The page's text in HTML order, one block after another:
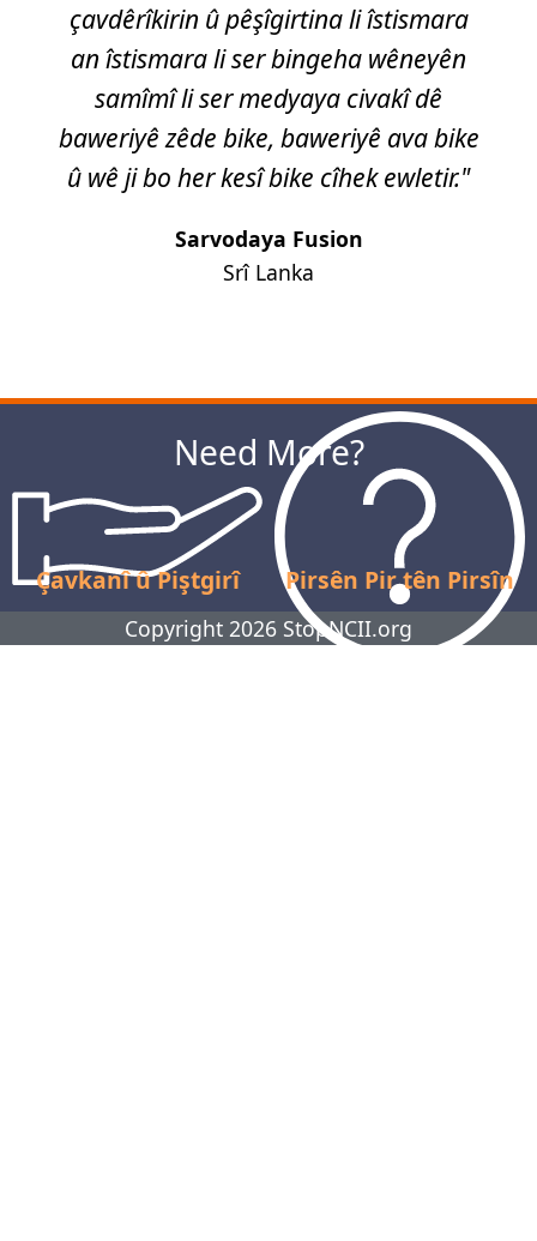
çavdêrîkirin û pêşîgirtina li îstismara
an îstismara li ser bingeha wêneyên
samîmî li ser medyaya civakî dê
baweriyê zêde bike, baweriyê ava bike
û wê ji bo her kesî bike cîhek ewletir."
Sarvodaya Fusion
Srî Lanka
Next
Need More?
Çavkanî û Piştgirî Pirsên Pir tên Pirsîn
Copyright 2026 StopNCII.org